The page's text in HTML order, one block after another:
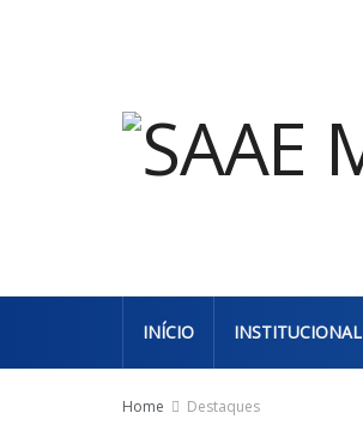
INÍCIO INSTITUCIONAL
Home Destaques